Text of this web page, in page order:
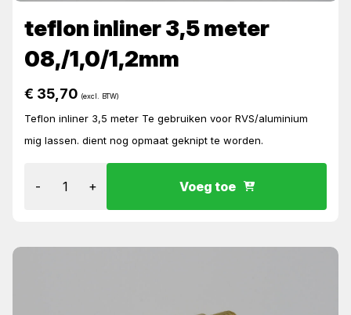
teflon inliner 3,5 meter
08,/1,0/1,2mm
€ 35,70 (excl. BTW)
Teflon inliner 3,5 meter Te gebruiken voor RVS/aluminium
mig lassen. dient nog opmaat geknipt te worden.
- + Voeg toe